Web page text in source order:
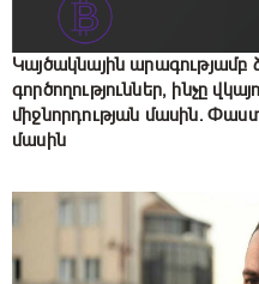
Կայծակնային արագությամբ
գործողություններ, ինչը
միջնորդության մասին․
մասին